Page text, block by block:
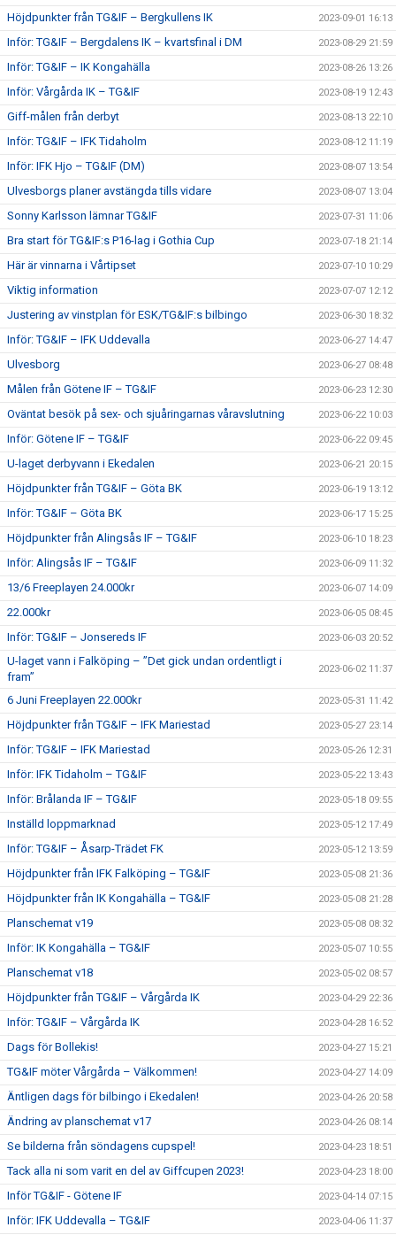
Höjdpunkter från TG&IF – Bergkullens IK 2023-09-01 16:13
Inför: TG&IF – Bergdalens IK – kvartsfinal i DM 2023-08-29 21:59
Inför: TG&IF – IK Kongahälla 2023-08-26 13:26
Inför: Vårgårda IK – TG&IF 2023-08-19 12:43
Giff-målen från derbyt 2023-08-13 22:10
Inför: TG&IF – IFK Tidaholm 2023-08-12 11:19
Inför: IFK Hjo – TG&IF (DM) 2023-08-07 13:54
Ulvesborgs planer avstängda tills vidare 2023-08-07 13:04
Sonny Karlsson lämnar TG&IF 2023-07-31 11:06
Bra start för TG&IF:s P16-lag i Gothia Cup 2023-07-18 21:14
Här är vinnarna i Vårtipset 2023-07-10 10:29
Viktig information 2023-07-07 12:12
Justering av vinstplan för ESK/TG&IF:s bilbingo 2023-06-30 18:32
Inför: TG&IF – IFK Uddevalla 2023-06-27 14:47
Ulvesborg 2023-06-27 08:48
Målen från Götene IF – TG&IF 2023-06-23 12:30
Oväntat besök på sex- och sjuåringarnas våravslutning 2023-06-22 10:03
Inför: Götene IF – TG&IF 2023-06-22 09:45
U-laget derbyvann i Ekedalen 2023-06-21 20:15
Höjdpunkter från TG&IF – Göta BK 2023-06-19 13:12
Inför: TG&IF – Göta BK 2023-06-17 15:25
Höjdpunkter från Alingsås IF – TG&IF 2023-06-10 18:23
Inför: Alingsås IF – TG&IF 2023-06-09 11:32
13/6 Freeplayen 24.000kr 2023-06-07 14:09
22.000kr 2023-06-05 08:45
Inför: TG&IF – Jonsereds IF 2023-06-03 20:52
U-laget vann i Falköping – ”Det gick undan ordentligt i
fram”
2023-06-02 11:37
6 Juni Freeplayen 22.000kr 2023-05-31 11:42
Höjdpunkter från TG&IF – IFK Mariestad 2023-05-27 23:14
Inför: TG&IF – IFK Mariestad 2023-05-26 12:31
Inför: IFK Tidaholm – TG&IF 2023-05-22 13:43
Inför: Brålanda IF – TG&IF 2023-05-18 09:55
Inställd loppmarknad 2023-05-12 17:49
Inför: TG&IF – Åsarp-Trädet FK 2023-05-12 13:59
Höjdpunkter från IFK Falköping – TG&IF 2023-05-08 21:36
Höjdpunkter från IK Kongahälla – TG&IF 2023-05-08 21:28
Planschemat v19 2023-05-08 08:32
Inför: IK Kongahälla – TG&IF 2023-05-07 10:55
Planschemat v18 2023-05-02 08:57
Höjdpunkter från TG&IF – Vårgårda IK 2023-04-29 22:36
Inför: TG&IF – Vårgårda IK 2023-04-28 16:52
Dags för Bollekis! 2023-04-27 15:21
TG&IF möter Vårgårda – Välkommen! 2023-04-27 14:09
Äntligen dags för bilbingo i Ekedalen! 2023-04-26 20:58
Ändring av planschemat v17 2023-04-26 08:14
Se bilderna från söndagens cupspel! 2023-04-23 18:51
Tack alla ni som varit en del av Giffcupen 2023! 2023-04-23 18:00
Inför TG&IF - Götene IF 2023-04-14 07:15
Inför: IFK Uddevalla – TG&IF 2023-04-06 11:37